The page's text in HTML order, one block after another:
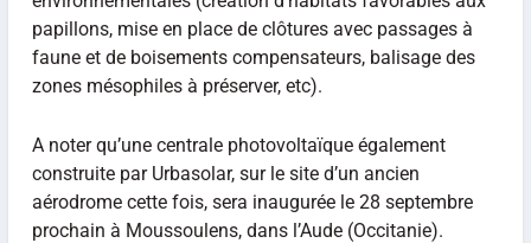
papillons, mise en place de clôtures avec passages à
faune et de boisements compensateurs, balisage des
zones mésophiles à préserver, etc).
A noter qu’une centrale photovoltaïque également
construite par Urbasolar, sur le site d’un ancien
aérodrome cette fois, sera inaugurée le 28 septembre
prochain à Moussoulens, dans l’Aude (Occitanie).